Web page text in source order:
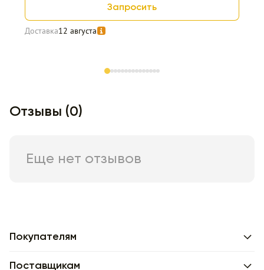
Запросить
Доставка12 августа
Отзывы (0)
Еще нет отзывов
Покупателям
Поставщикам